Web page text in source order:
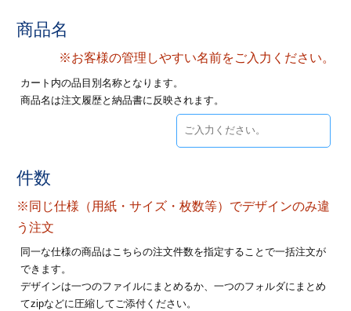
印刷
リーブ印刷
加工
ァイル印刷
印刷
リーブ
ー印刷
商品名
※お客様の管理しやすい名前をご入力ください。
カート内の品目別名称となります。
商品名は注文履歴と納品書に反映されます。
件数
※同じ仕様（用紙・サイズ・枚数等）でデザインのみ違
う注文
同一な仕様の商品はこちらの注文件数を指定することで一括注文が
できます。
デザインは一つのファイルにまとめるか、一つのフォルダにまとめ
てzipなどに圧縮してご添付ください。